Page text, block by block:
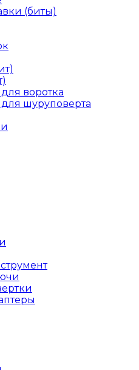
(биты)
воротка
шуруповерта